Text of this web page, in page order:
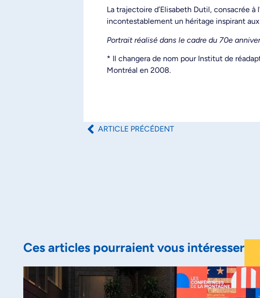
La trajectoire d’Elisabeth Dutil, consacrée
incontestablement un héritage inspirant
Portrait réalisé dans le cadre du 70e
* Il changera de nom pour Institut de
Montréal en 2008.
ARTICLE PRÉCÉDENT
Ces articles pourraient vous intéresser